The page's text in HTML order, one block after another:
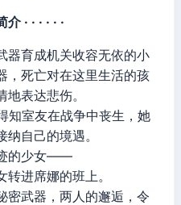
· · · · · ·
育成机关收容无依的小
，死亡对在这里生活的孩
表达悲伤。
室友在战争中丧生，她
自己的境遇。
的少女——
进席娜的班上。
武器，两人的邂逅，令